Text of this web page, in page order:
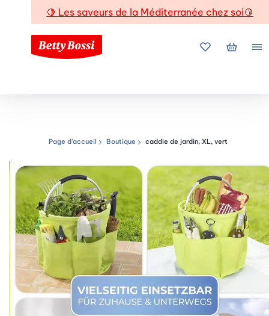
🍋 Les saveurs de la Méditerranée chez soi🍋
Mes favoris
Mon
Chemin de navigation
Page d’accueil Boutique caddie de jardin, XL, vert